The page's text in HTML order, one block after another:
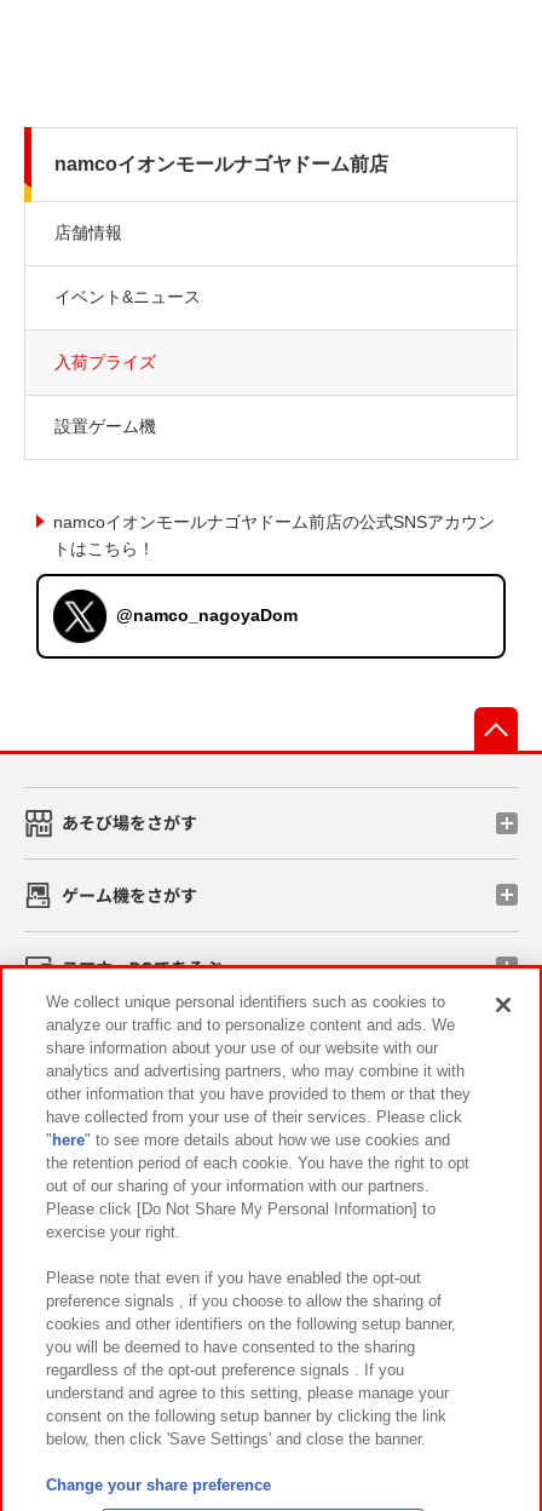
namcoイオンモールナゴヤドーム前店
店舗情報
イベント&ニュース
入荷プライズ
設置ゲーム機
namcoイオンモールナゴヤドーム前店の公式SNSアカウン
トはこちら！
@namco_nagoyaDom
あそび場をさがす
ゲーム機をさがす
スマホ・PCであそぶ
イベント・キャンペーン
関連会社 サステナビリティ サイトポリシー
プライバシーポリシー ウェブアクセシビリティ方針と検証結果
お取引先さまとともに
カスタマーハラスメント対応方針 よくあるご質問・お問い合わせ
©Bandai Namco Amusement Inc.
©Bandai Namco Amusement Lab Inc.
We collect unique personal identifiers such as cookies to
analyze our traffic and to personalize content and ads. We
share information about your use of our website with our
analytics and advertising partners, who may combine it with
other information that you have provided to them or that they
have collected from your use of their services. Please click
" here" to see more details about how we use cookies and
the retention period of each cookie. You have the right to opt
out of our sharing of your information with our partners.
Please click [Do Not Share My Personal Information] to
exercise your right.
Please note that even if you have enabled the opt-out
preference signals , if you choose to allow the sharing of
cookies and other identifiers on the following setup banner,
you will be deemed to have consented to the sharing
regardless of the opt-out preference signals . If you
understand and agree to this setting, please manage your
consent on the following setup banner by clicking the link
below, then click 'Save Settings' and close the banner.
Change your share preference